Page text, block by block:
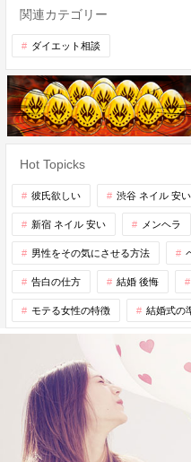
関連カテゴリー
ダイエット相談
Hot Topicks
彼氏欲しい 渋谷 ネイル 安い
新宿 ネイル 安い メンヘラ
男性をその気にさせる方法
告白の仕方 結婚 後悔
モテる女性の特徴 結婚式の